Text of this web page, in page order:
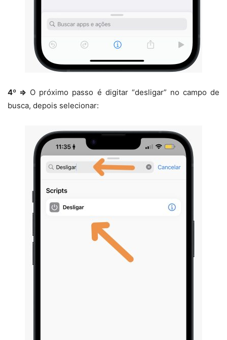
4º ⇒ O próximo passo é digitar “desligar” no campo de
busca, depois selecionar: